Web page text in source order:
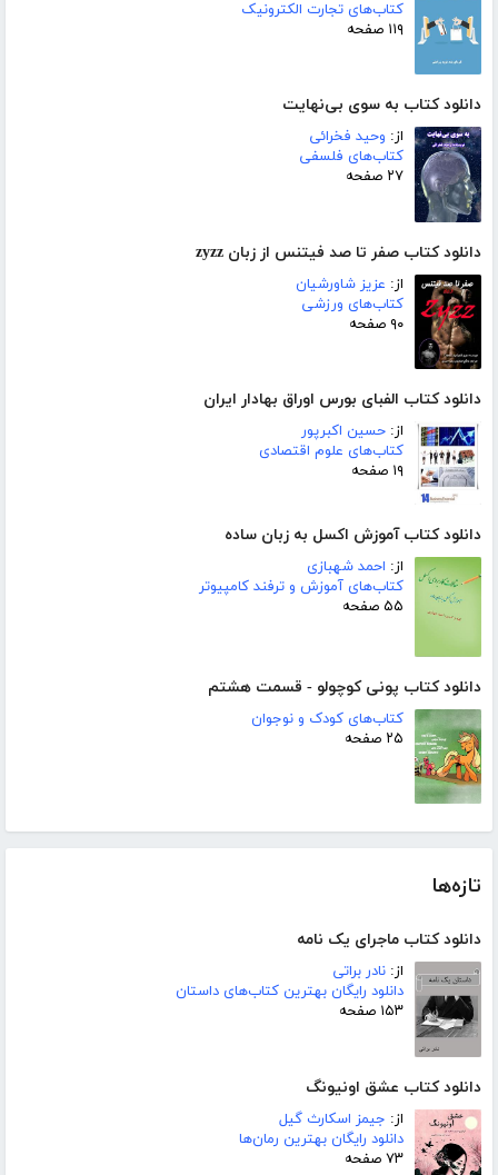
کتاب‌های تجارت الکترونیک
۱۱۹ صفحه
دانلود کتاب به سوی بی‌نهایت
از: وحید فخرائی
کتاب‌های فلسفی
۲۷ صفحه
دانلود کتاب صفر تا صد فیتنس از زبان zyzz
از: عزیز شاورشیان
کتاب‌های ورزشی
۹۰ صفحه
دانلود کتاب الفبای بورس اوراق بهادار ایران
از: حسین اکبرپور
کتاب‌های علوم اقتصادی
۱۹ صفحه
دانلود کتاب آموزش اکسل به زبان ساده
از: احمد شهبازی
کتاب‌های آموزش و ترفند کامپیوتر
۵۵ صفحه
دانلود کتاب پونی کوچولو - قسمت هشتم
کتاب‌های کودک و نوجوان
۲۵ صفحه
تازه‌ها
دانلود کتاب ماجرای یک نامه
از: نادر براتی
دانلود رایگان بهترین کتاب‌های داستان
۱۵۳ صفحه
دانلود کتاب عشق اونیونگ
از: جیمز اسکارث گیل
دانلود رایگان بهترین رمان‌ها
۷۳ صفحه